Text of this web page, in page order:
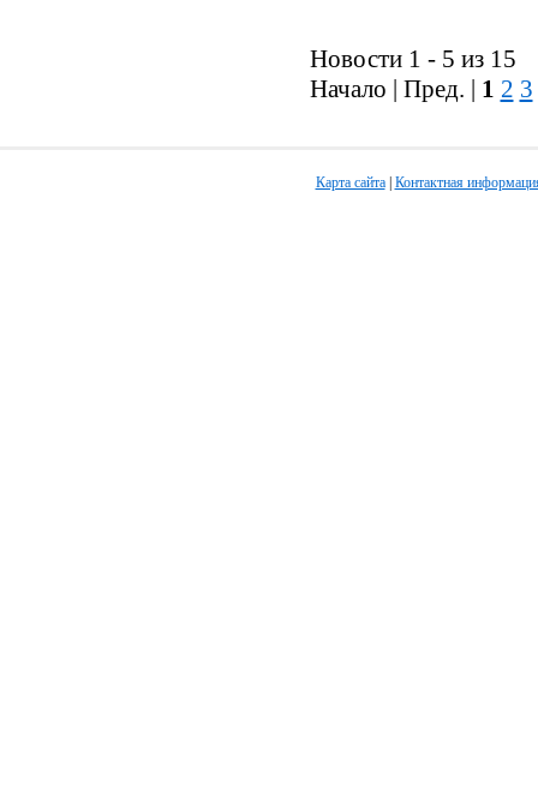
Новости 1 - 5 из 15
Начало | Пред. | 1 2 3
Карта сайта| Контактная